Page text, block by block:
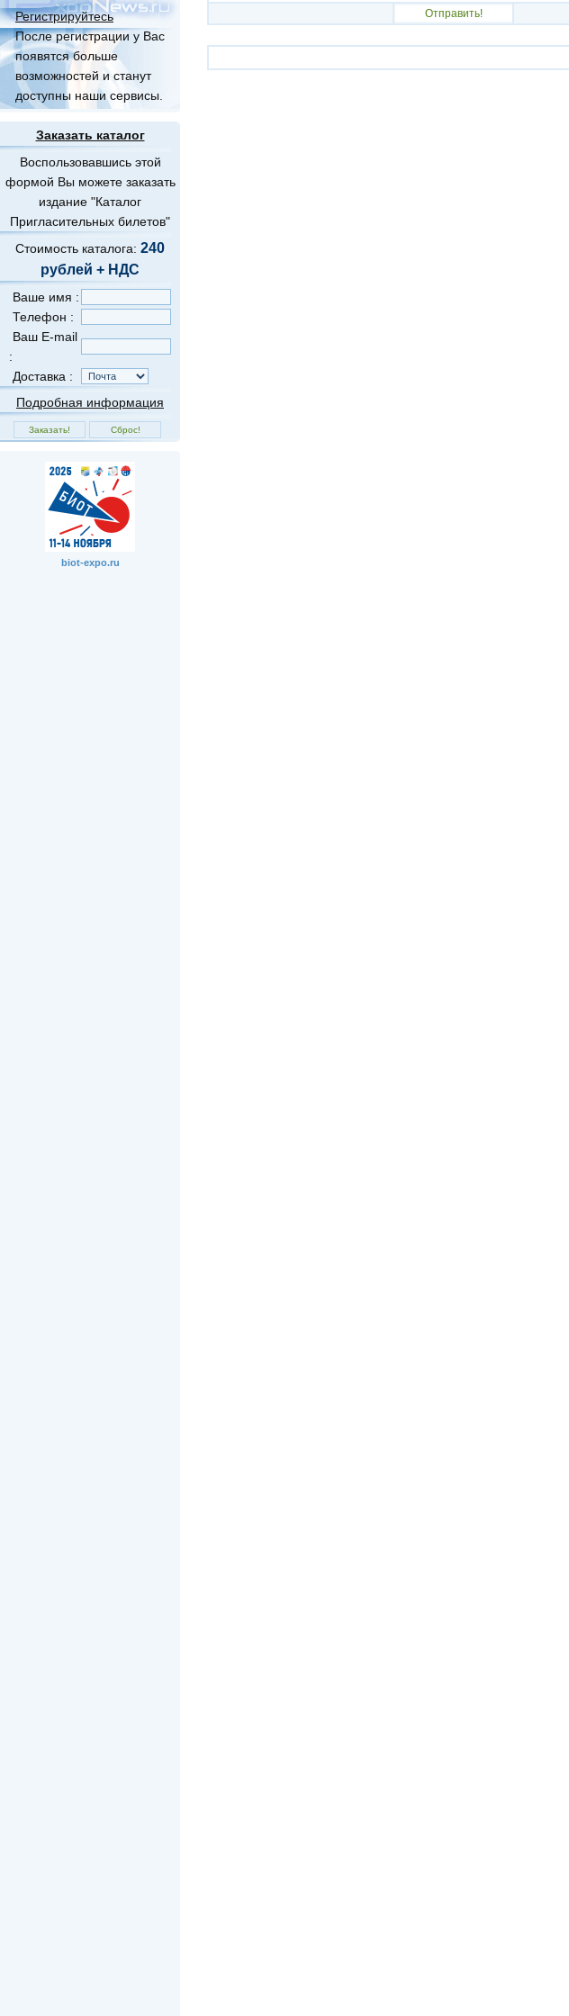
Регистрируйтесь
После регистрации у Вас
появятся больше
возможностей и станут
доступны наши сервисы.
Заказать каталог
Воспользовавшись этой
формой Вы можете заказать
издание "Каталог
Пригласительных билетов"
Стоимость каталога: 240
рублей + НДС
Ваше имя :
Телефон :
Ваш E-mail
:
Доставка :
Подробная информация
biot-expo.ru